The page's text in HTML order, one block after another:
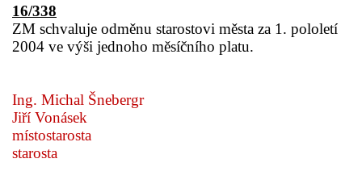
16/338
ZM schvaluje odměnu starostovi města za 1. pololetí
2004 ve výši jednoho měsíčního platu.
Ing. Michal Šnebergr
Jiří Vonásek
místostarosta
starosta